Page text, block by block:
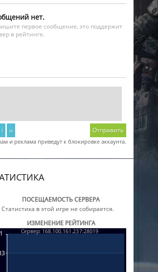
нет.
первое сообщение, это поддержит
в рейтинге.
i u Отправить
и реклама приведут к блокировке аккаунта.
ПОСЕЩАЕМОСТЬ СЕРВЕРА
Статистика в этой игре не собирается.
ИЗМЕНЕНИЕ РЕЙТИНГА